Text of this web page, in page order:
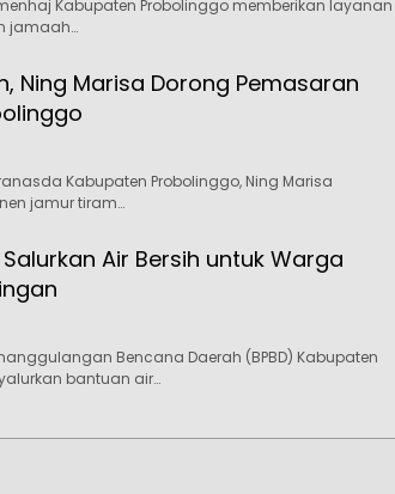
Kabupaten Probolinggo memberikan layanan
jamaah…
Ning Marisa Dorong Pemasaran
Kabupaten Probolinggo, Ning Marisa
jamur tiram…
Air Bersih untuk Warga
Bencana Daerah (BPBD) Kabupaten
bantuan air…